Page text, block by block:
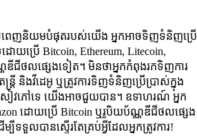
ញនិយមបំផុតរបស់យើង អ្នកអាចទិញទំនិញប្រើ
ដោយប្រើ Bitcoin, Ethereum, Litecoin,
ឌីជីថលផ្សេងទៀត។ មិនថាអ្នកកំពុងរកទិញការ
ន្ត្រី និងវីដេអូ ឬត្រូវការទិញទំនិញប្រើប្រាស់ក្នុង
សៀវភៅទេ យើងអាចជួយបាន។ ឧទាហរណ៍ អ្នក
ដោយប្រើ Bitcoin ឬរូបិយប័ណ្ណឌីជីថលផ្សេង
ទួលបានស្ទើរតែគ្រប់អ្វីដែលអ្នកត្រូវការ!